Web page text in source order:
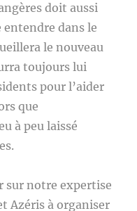
doit aussi
entendre dans le
le nouveau
toujours lui
pour l’aider
que
à peu laissé
sur notre expertise
Azéris à organiser